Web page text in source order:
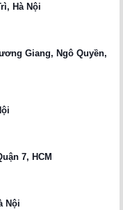
Hà Nội
Giang, Ngô Quyền,
7, HCM
Nội